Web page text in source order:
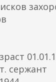
сержант